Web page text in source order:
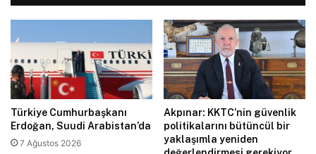
Türkiye Cumhurbaşkanı
Erdoğan, Suudi Arabistan’da
7 Ağustos 2026
Akpınar: KKTC’nin güvenlik
politikalarını bütüncül bir
yaklaşımla yeniden